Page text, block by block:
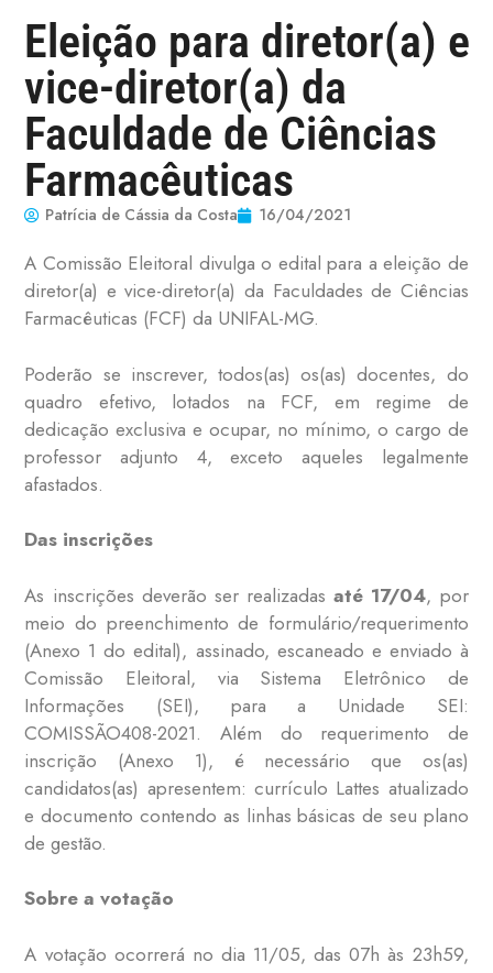
Eleição para diretor(a) e
vice-diretor(a) da
Faculdade de Ciências
Farmacêuticas
Patrícia de Cássia da Costa 16/04/2021
A Comissão Eleitoral divulga o edital para a eleição de
diretor(a) e vice-diretor(a) da Faculdades de Ciências
Farmacêuticas (FCF) da UNIFAL-MG.
Poderão se inscrever, todos(as) os(as) docentes, do
quadro efetivo, lotados na FCF, em regime de
dedicação exclusiva e ocupar, no mínimo, o cargo de
professor adjunto 4, exceto aqueles legalmente
afastados.
Das inscrições
As inscrições deverão ser realizadasaté 17/04, por
meio do preenchimento de formulário/requerimento
(Anexo 1 do edital), assinado, escaneado e enviado à
Comissão Eleitoral, via Sistema Eletrônico de
Informações (SEI), para a Unidade SEI:
COMISSÃO408-2021. Além do requerimento de
inscrição (Anexo 1), é necessário que os(as)
candidatos(as) apresentem: currículo Lattes atualizado
e documento contendo as linhas básicas de seu plano
de gestão.
Sobre a votação
A votação ocorrerá no dia 11/05, das 07h às 23h59,